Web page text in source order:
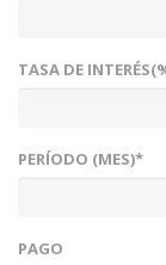
TASA DE
PERÍODO (MES)*
PAGO